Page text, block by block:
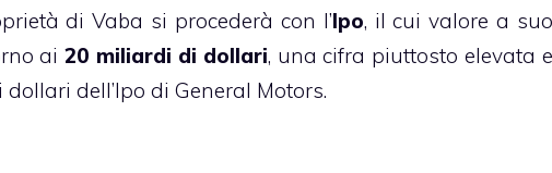
di Vaba si procederà con l’Ipo, il cui valore a
ai20 miliardi di dollari, una cifra piuttosto elevata
dell’Ipo di General Motors.